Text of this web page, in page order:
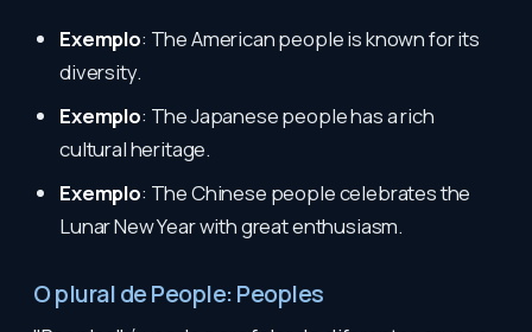
Exemplo: The American people is known for its
diversity.
Exemplo: The Japanese people has a rich
cultural heritage.
Exemplo: The Chinese people celebrates the
Lunar New Year with great enthusiasm.
O plural de People: Peoples